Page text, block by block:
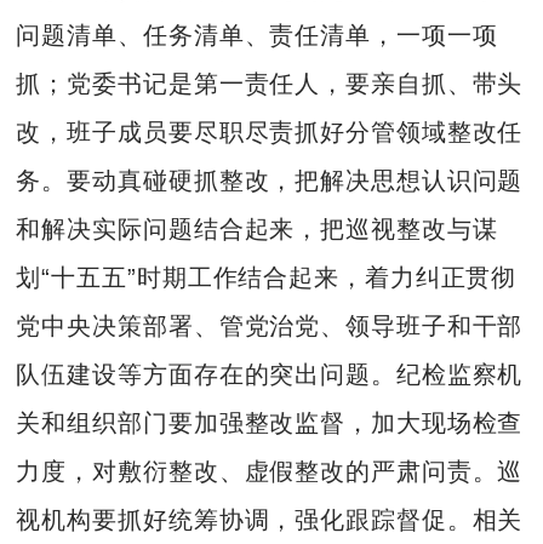
问题清单、任务清单、责任清单，一项一项
抓；党委书记是第一责任人，要亲自抓、带头
改，班子成员要尽职尽责抓好分管领域整改任
务。要动真碰硬抓整改，把解决思想认识问题
和解决实际问题结合起来，把巡视整改与谋
划“十五五”时期工作结合起来，着力纠正贯彻
党中央决策部署、管党治党、领导班子和干部
队伍建设等方面存在的突出问题。纪检监察机
关和组织部门要加强整改监督，加大现场检查
力度，对敷衍整改、虚假整改的严肃问责。巡
视机构要抓好统筹协调，强化跟踪督促。相关